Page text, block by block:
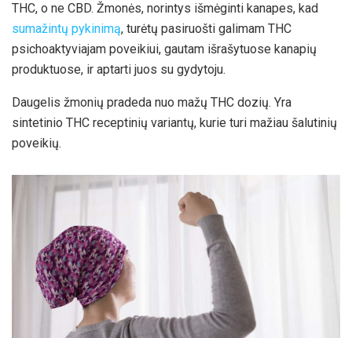
THC, o ne CBD. Žmonės, norintys išmėginti kanapes, kad
sumažintų pykinimą, turėtų pasiruošti galimam THC
psichoaktyviajam poveikiui, gautam išrašytuose kanapių
produktuose, ir aptarti juos su gydytoju.
Daugelis žmonių pradeda nuo mažų THC dozių. Yra
sintetinio THC receptinių variantų, kurie turi mažiau šalutinių
poveikių.